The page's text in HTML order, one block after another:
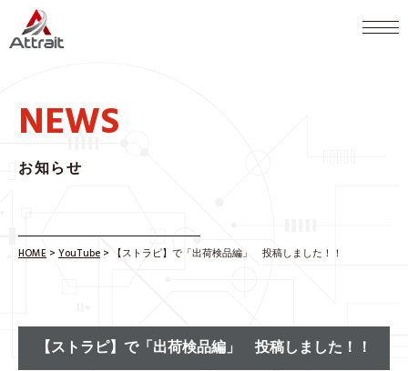
NEWS
お知らせ
HOME > YouTube > 【ストラピ】で「出荷検品編」 投稿しました！！
【ストラピ】で「出荷検品編」 投稿しました！！